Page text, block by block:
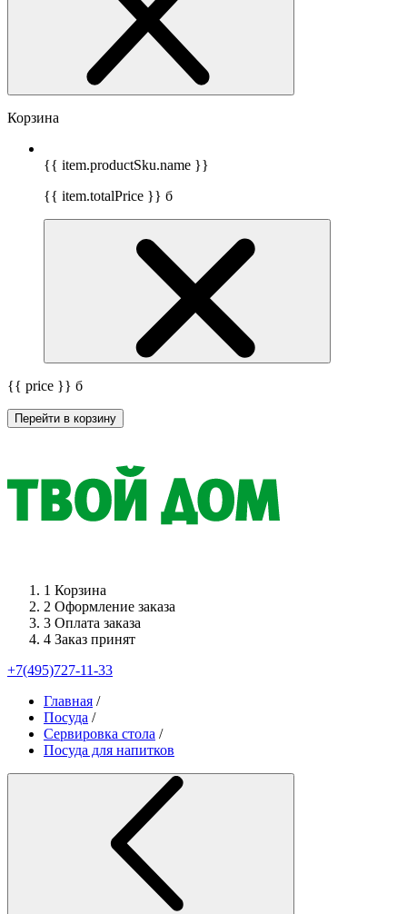
Корзина
{{ item.productSku.name }}
{{ item.totalPrice }} б
{{ price }} б
Перейти в корзину
1 Корзина
2 Оформление заказа
3 Оплата заказа
4 Заказ принят
+7(495)727-11-33
Главная /
Посуда /
Сервировка стола /
Посуда для напитков